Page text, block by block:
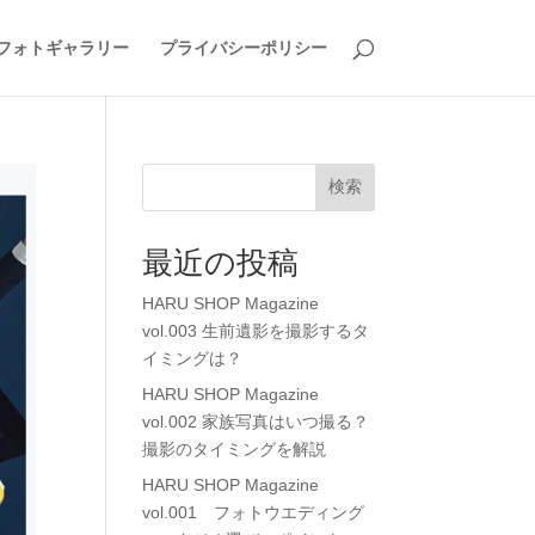
ォトギャラリー プライバシーポリシー
検索
最近の投稿
HARU SHOP Magazine
vol.003 生前遺影を撮影するタ
イミングは？
HARU SHOP Magazine
vol.002 家族写真はいつ撮る？
撮影のタイミングを解説
HARU SHOP Magazine
vol.001 フォトウエディング